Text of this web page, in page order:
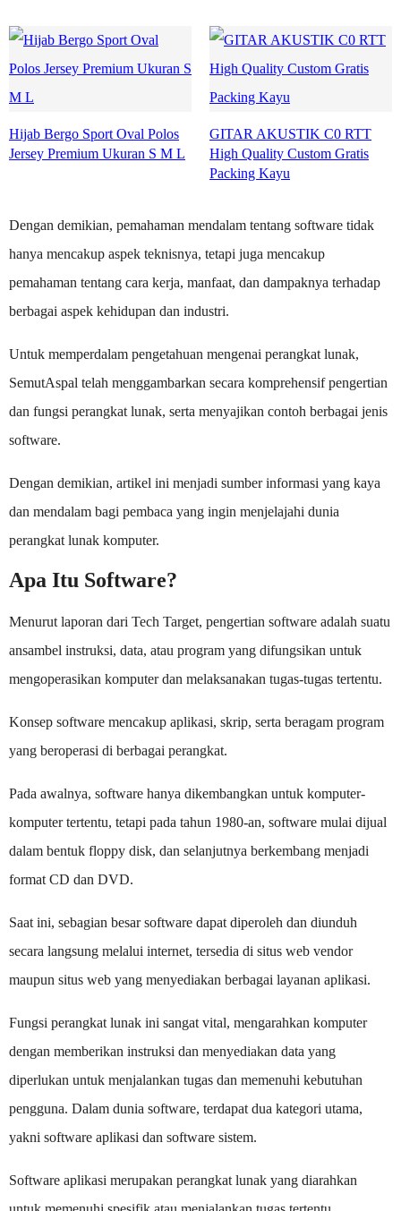
Hijab Bergo Sport Oval Polos
Jersey Premium Ukuran S M L
GITAR AKUSTIK C0 RTT
High Quality Custom Gratis
Packing Kayu
Dengan demikian, pemahaman mendalam tentang software tidak
hanya mencakup aspek teknisnya, tetapi juga mencakup
pemahaman tentang cara kerja, manfaat, dan dampaknya terhadap
berbagai aspek kehidupan dan industri.
Untuk memperdalam pengetahuan mengenai perangkat lunak,
SemutAspal telah menggambarkan secara komprehensif pengertian
dan fungsi perangkat lunak, serta menyajikan contoh berbagai jenis
software.
Dengan demikian, artikel ini menjadi sumber informasi yang kaya
dan mendalam bagi pembaca yang ingin menjelajahi dunia
perangkat lunak komputer.
Apa Itu Software?
Menurut laporan dari Tech Target, pengertian software adalah suatu
ansambel instruksi, data, atau program yang difungsikan untuk
mengoperasikan komputer dan melaksanakan tugas-tugas tertentu.
Konsep software mencakup aplikasi, skrip, serta beragam program
yang beroperasi di berbagai perangkat.
Pada awalnya, software hanya dikembangkan untuk komputer-
komputer tertentu, tetapi pada tahun 1980-an, software mulai dijual
dalam bentuk floppy disk, dan selanjutnya berkembang menjadi
format CD dan DVD.
Saat ini, sebagian besar software dapat diperoleh dan diunduh
secara langsung melalui internet, tersedia di situs web vendor
maupun situs web yang menyediakan berbagai layanan aplikasi.
Fungsi perangkat lunak ini sangat vital, mengarahkan komputer
dengan memberikan instruksi dan menyediakan data yang
diperlukan untuk menjalankan tugas dan memenuhi kebutuhan
pengguna. Dalam dunia software, terdapat dua kategori utama,
yakni software aplikasi dan software sistem.
Software aplikasi merupakan perangkat lunak yang diarahkan